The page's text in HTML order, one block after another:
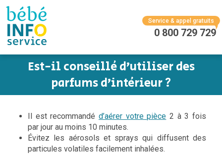
Service & appel gratuits
0 800 729 729
Est-il conseillé d’utiliser des
parfums d’intérieur ?
Il est recommandé d’aérer votre pièce 2 à 3 fois
par jour au moins 10 minutes.
Évitez les aérosols et sprays qui diffusent des
particules volatiles facilement inhalées.